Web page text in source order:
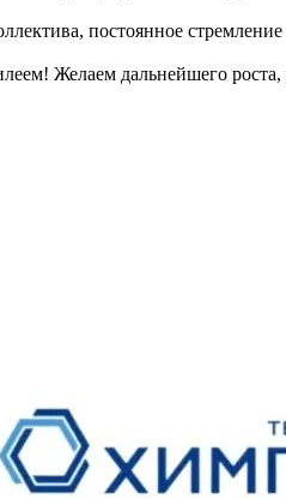
постоянное
Желаем дальнейшего